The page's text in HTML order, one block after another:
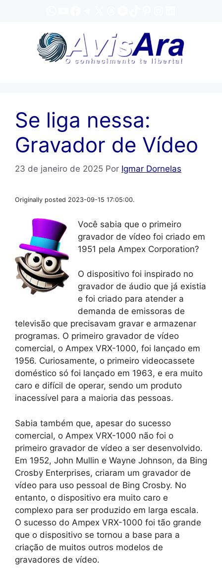
Se liga nessa:
Gravador de Vídeo
23 de janeiro de 2025 Por Igmar Dornelas
Originally posted 2023-09-15 17:05:00.
Você sabia que o primeiro
gravador de vídeo foi criado em
1951 pela Ampex Corporation?
O dispositivo foi inspirado no
gravador de áudio que já existia
e foi criado para atender a
demanda de emissoras de
televisão que precisavam gravar e armazenar
programas. O primeiro gravador de vídeo
comercial, o Ampex VRX-1000, foi lançado em
1956. Curiosamente, o primeiro videocassete
doméstico só foi lançado em 1963, e era muito
caro e difícil de operar, sendo um produto
inacessível para a maioria das pessoas.
Sabia também que, apesar do sucesso
comercial, o Ampex VRX-1000 não foi o
primeiro gravador de vídeo a ser desenvolvido.
Em 1952, John Mullin e Wayne Johnson, da Bing
Crosby Enterprises, criaram um gravador de
vídeo para uso pessoal de Bing Crosby. No
entanto, o dispositivo era muito caro e
complexo para ser produzido em larga escala.
O sucesso do Ampex VRX-1000 foi tão grande
que o dispositivo se tornou a base para a
criação de muitos outros modelos de
gravadores de vídeo.